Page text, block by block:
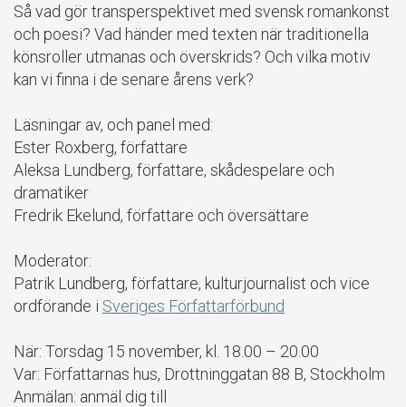
Så vad gör transperspektivet med svensk romankonst
och poesi? Vad händer med texten när traditionella
könsroller utmanas och överskrids? Och vilka motiv
kan vi finna i de senare årens verk?
Läsningar av, och panel med:
Ester Roxberg, författare
Aleksa Lundberg, författare, skådespelare och
dramatiker
Fredrik Ekelund, författare och översättare
Moderator:
Patrik Lundberg, författare, kulturjournalist och vice
ordförande i Sveriges Författarförbund
När: Torsdag 15 november, kl. 18.00 – 20.00
Var: Författarnas hus, Drottninggatan 88 B, Stockholm
Anmälan: anmäl dig till